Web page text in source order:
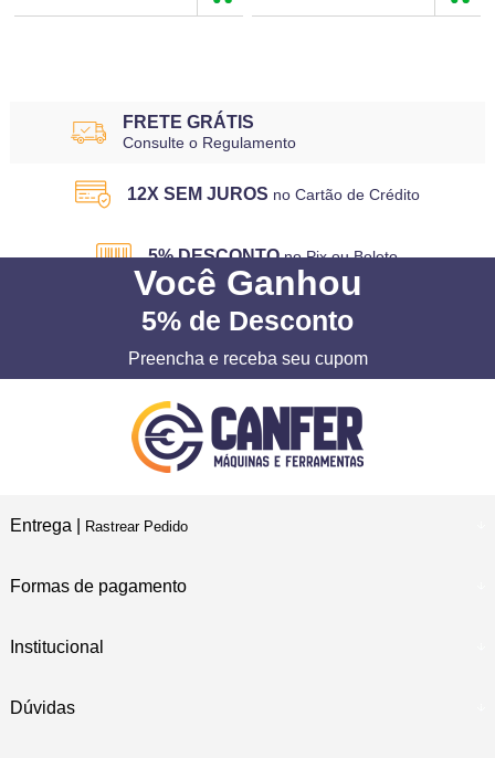
FRETE GRÁTIS
Consulte o Regulamento
12X SEM JUROS no Cartão de Crédito
5% DESCONTO no Pix ou Boleto
Você Ganhou
5% de Desconto
Preencha e receba seu cupom
Entrega | Rastrear Pedido
Formas de pagamento
Institucional
Dúvidas